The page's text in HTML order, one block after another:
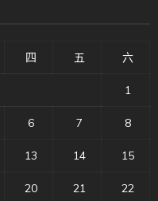
四 五 六
1
6 7 8
13 14 15
20 21 22